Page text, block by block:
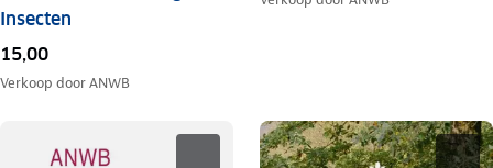
Insecten
15,00
Verkoop doorANWB